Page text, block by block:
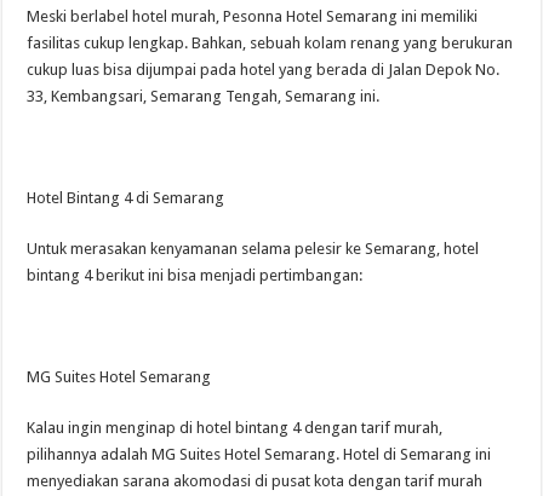
Meski berlabel hotel murah, Pesonna Hotel Semarang ini memiliki
fasilitas cukup lengkap. Bahkan, sebuah kolam renang yang berukuran
cukup luas bisa dijumpai pada hotel yang berada di Jalan Depok No.
33, Kembangsari, Semarang Tengah, Semarang ini.
Hotel Bintang 4 di Semarang
Untuk merasakan kenyamanan selama pelesir ke Semarang, hotel
bintang 4 berikut ini bisa menjadi pertimbangan:
MG Suites Hotel Semarang
Kalau ingin menginap di hotel bintang 4 dengan tarif murah,
pilihannya adalah MG Suites Hotel Semarang. Hotel di Semarang ini
menyediakan sarana akomodasi di pusat kota dengan tarif murah